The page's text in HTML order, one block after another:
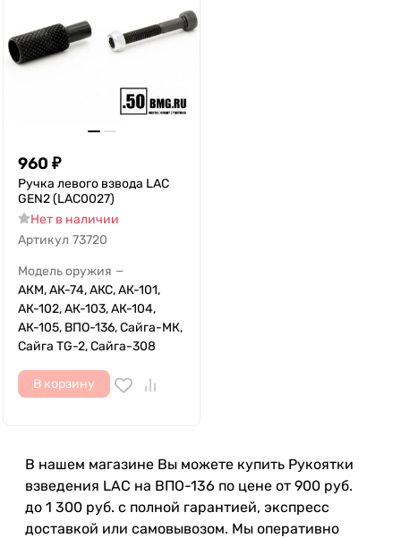
960 ₽
Ручка левого взвода LAC
GEN2 (LAC0027)
Нет в наличии
Артикул 73720
Модель оружия —
АКМ, АК-74, АКС, АК-101,
АК-102, АК-103, АК-104,
АК-105, ВПО-136, Сайга-МК,
Сайга TG-2, Сайга-308
В корзину
В нашем магазине Вы можете купить Рукоятки
взведения LAC на ВПО-136 по цене от 900 руб.
до 1 300 руб. с полной гарантией, экспресс
доставкой или самовывозом. Мы оперативно